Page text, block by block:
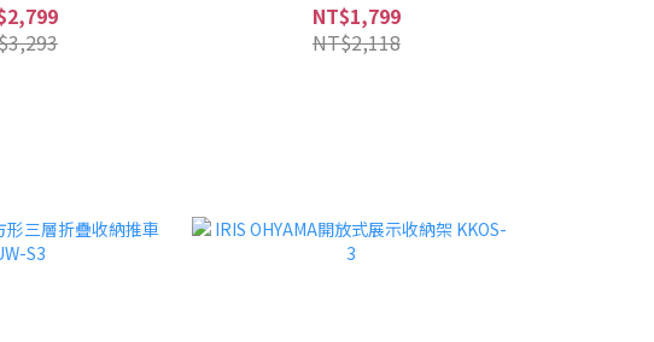
NT$1,799
NT$2,118